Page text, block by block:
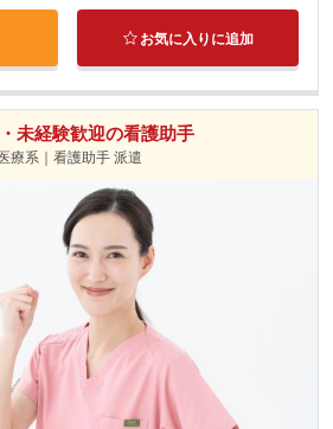
お気に入りに追加
未経験歓迎の看護助手
療系｜看護助手 派遣